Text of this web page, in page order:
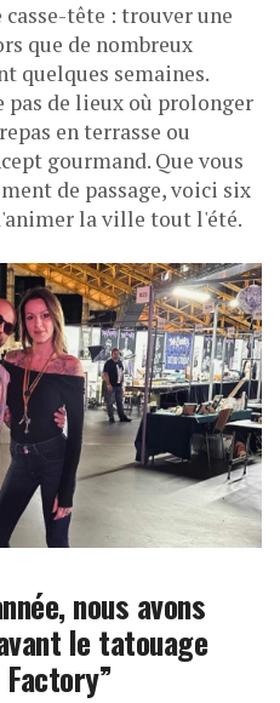
casse-tête : trouver une
que de nombreux
quelques semaines.
pas de lieux où prolonger
en terrasse ou
gourmand. Que vous
de passage, voici six
la ville tout l'été.
nous avons
le tatouage